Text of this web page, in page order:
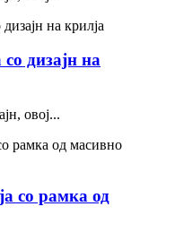
дизајн на
овој...
со рамка од